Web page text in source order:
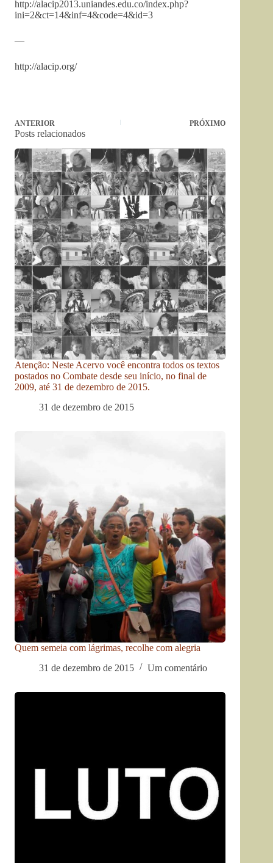
http://alacip2013.uniandes.edu.co/index.php?
ini=2&ct=14&inf=4&code=4&id=3
—
http://alacip.org/
ANTERIOR PRÓXIMO
Posts relacionados
Atenção: Neste Acervo você encontra todos os textos
postados no Combate desde seu início, no final de
2009, até 31 de dezembro de 2015.
31 de dezembro de 2015
Quem semeia com lágrimas, recolhe com alegria
31 de dezembro de 2015
Um comentário